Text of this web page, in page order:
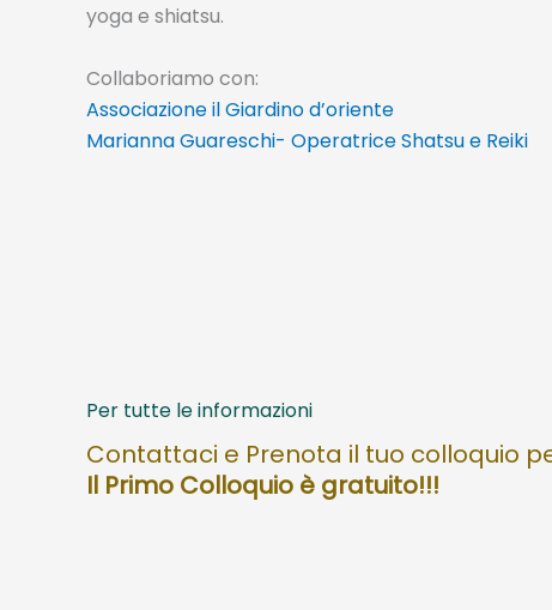
yoga e shiatsu.
Collaboriamo con:
Associazione il Giardino d’oriente
Marianna Guareschi- Operatrice Shatsu e Reiki
Per tutte le informazioni
Contattaci e Prenota il tuo colloquio
Il Primo Colloquio è gratuito!!!